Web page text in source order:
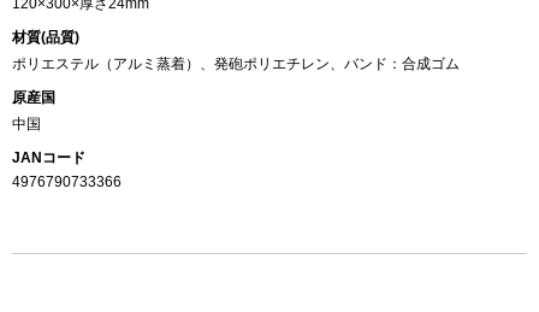
材質(品質)
ポリエステル（アルミ蒸着）、発砲ポリエチレン、バンド：合成ゴム
原産国
中国
JANコード
4976790733366